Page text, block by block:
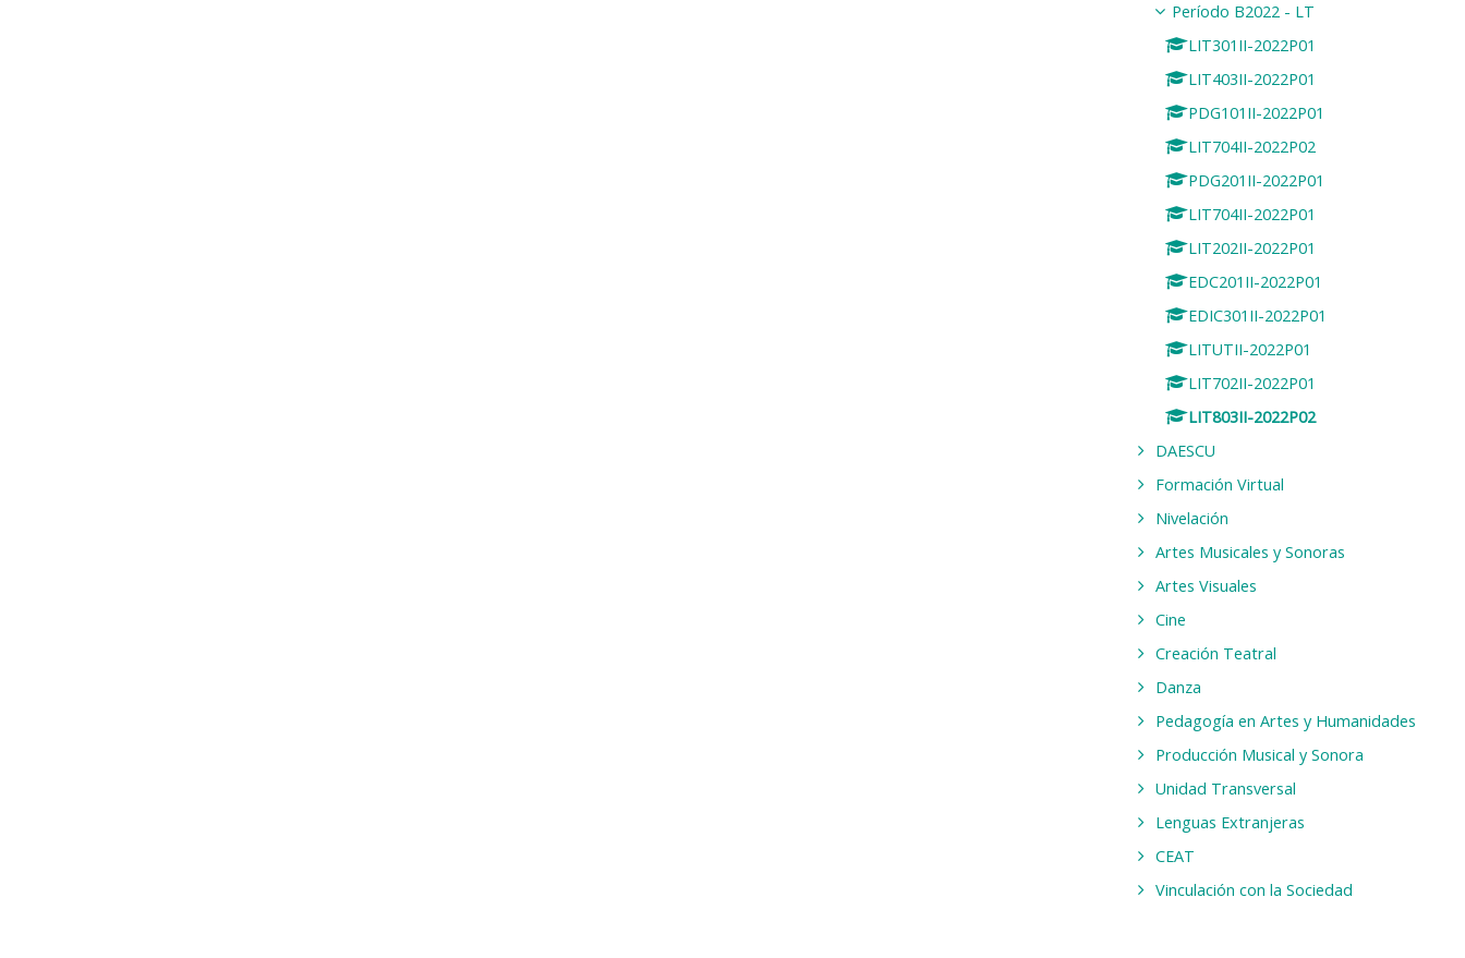
Período B2022 - LT
LIT301II-2022P01
LIT403II-2022P01
PDG101II-2022P01
LIT704II-2022P02
PDG201II-2022P01
LIT704II-2022P01
LIT202II-2022P01
EDC201II-2022P01
EDIC301II-2022P01
LITUTII-2022P01
LIT702II-2022P01
LIT803II-2022P02
DAESCU
Formación Virtual
Nivelación
Artes Musicales y Sonoras
Artes Visuales
Cine
Creación Teatral
Danza
Pedagogía en Artes y Humanidades
Producción Musical y Sonora
Unidad Transversal
Lenguas Extranjeras
CEAT
Vinculación con la Sociedad